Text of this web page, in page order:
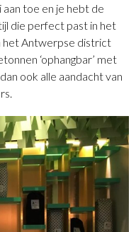
toe en je hebt de
die perfect past in het
het Antwerpse district
‘ophangbar’ met
ook alle aandacht van